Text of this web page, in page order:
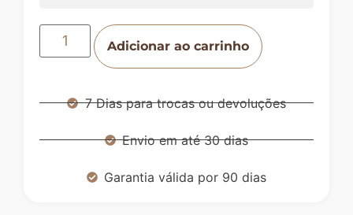
Adicionar ao carrinho
7 Dias para trocas ou devoluções
Envio em até 30 dias
Garantia válida por 90 dias